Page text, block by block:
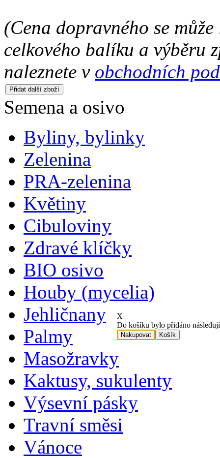
(Cena dopravného se
celkového balíku a výběru
naleznete v obchodních
Semena a osivo
Byliny, bylinky
Zelenina
PRA-zelenina
Květiny
Cibuloviny
Zdravé klíčky
BIO osivo
Houby (mycelia)
Jehličnany
Palmy
Masožravky
Kaktusy, sukulenty
Výsevní pásky
Travní směsi
Vánoce
X
Do košíku bylo přidáno
Nakupovat Košík